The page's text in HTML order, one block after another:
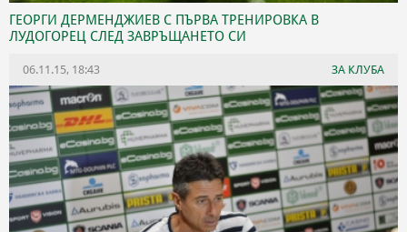
ГЕОРГИ ДЕРМЕНДЖИЕВ С ПЪРВА ТРЕНИРОВКА В
ЛУДОГОРЕЦ СЛЕД ЗАВРЪЩАНЕТО СИ
06.11.15, 18:43 ЗА КЛУБА